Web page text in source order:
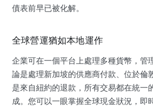
債表前早已被化解。
全球營運猶如本地運作
企業可在一個平台上處理多種貨幣，管
論是處理新加坡的供應商付款、位於倫
是來自紐約的退款，所有交易都在統一
成。您可以一眼掌握全球現金狀況，即